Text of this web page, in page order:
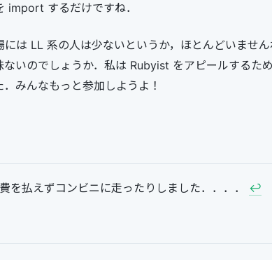
import するだけですね．
には LL 系の人は少ないというか，ほとんどいませ
ないのでしょうか．私は Rubyist をアピールするた
みんなもっと参加しようよ！
を払えずコンビニに走ったりしました．．．． ↩